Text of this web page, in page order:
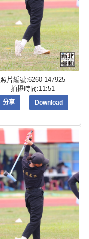
照片編號:6260-147925
拍攝時間:11:51
分享 Download